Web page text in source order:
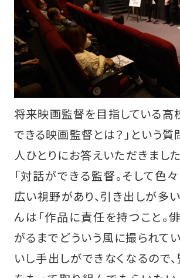
将来映画監督を目指している高
できる映画監督とは？」という質
人ひとりにお答えいただきまし
「対話ができる監督。そして色
広い視野があり、引き出しが多
んは「作品に責任を持つこと。
がるまでどういう風に撮られて
いし手出しができなくなるので